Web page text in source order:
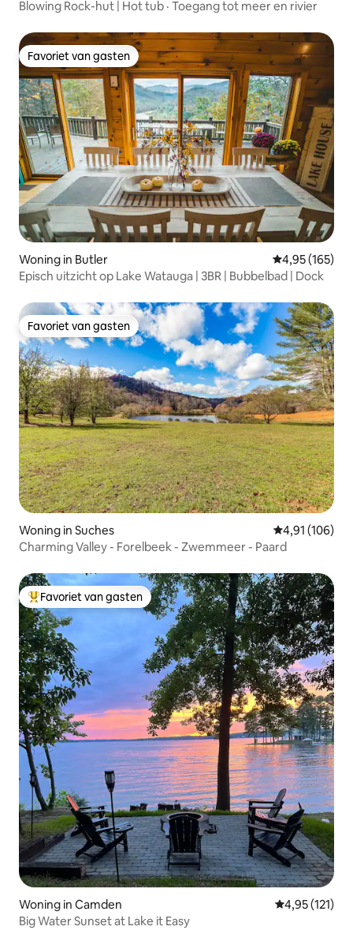
Blowing Rock-hut | Hot tub · Toegang tot meer en rivier
Favoriet van gasten
Favoriet van gasten
Woning in Butler Gemiddelde
4,95 (165)
Episch uitzicht op Lake Watauga | 3BR | Bubbelbad | Dock
Favoriet van gasten
Favoriet van gasten
Woning in Suches Gemiddelde
4,91 (106)
Charming Valley - Forelbeek - Zwemmeer - Paard
Topfavoriet van gasten
Favoriet van gasten
Woning in Camden Gemiddelde
4,95 (121)
Big Water Sunset at Lake it Easy